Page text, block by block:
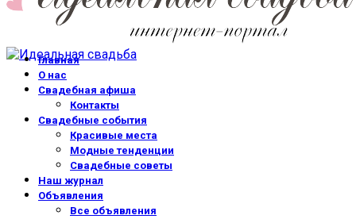
Главная
О нас
Свадебная афиша
Контакты
Свадебные события
Красивые места
Модные тенденции
Свадебные советы
Наш журнал
Объявления
Все объявления